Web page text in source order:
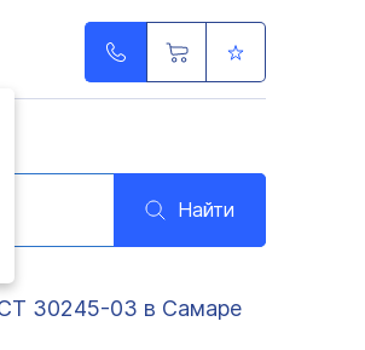
Найти
30245-03 в Самаре